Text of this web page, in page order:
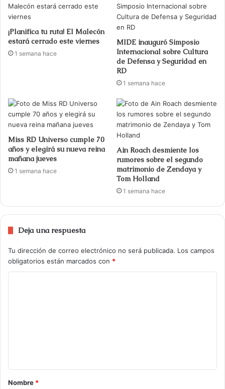
¡Planifica tu ruta! El Malecón
estará cerrado este viernes
1 semana hace
MIDE inauguró Simposio
Internacional sobre Cultura
de Defensa y Seguridad en
RD
1 semana hace
Miss RD Universo cumple 70
años y elegirá su nueva reina
mañana jueves
1 semana hace
Ain Roach desmiente los
rumores sobre el segundo
matrimonio de Zendaya y
Tom Holland
1 semana hace
Deja una respuesta
Tu dirección de correo electrónico no será publicada. Los campos
obligatorios están marcados con *
Nombre *